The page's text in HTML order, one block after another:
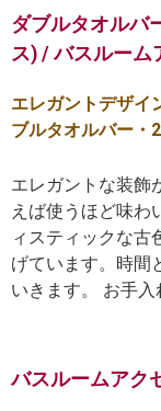
ダブルタオルバ
ス) / バスルーム
エレガントデザイ
ブルタオルバー・
エレガントな装飾
えば使うほど味わ
ィスティックな古
げています。時間
いきます。 お手入
バスルームアク